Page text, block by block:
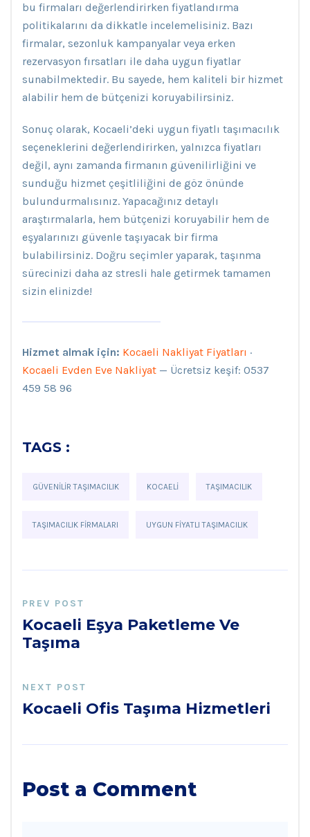
bu firmaları değerlendirirken fiyatlandırma
politikalarını da dikkatle incelemelisiniz. Bazı
firmalar, sezonluk kampanyalar veya erken
rezervasyon fırsatları ile daha uygun fiyatlar
sunabilmektedir. Bu sayede, hem kaliteli bir hizmet
alabilir hem de bütçenizi koruyabilirsiniz.
Sonuç olarak, Kocaeli’deki uygun fiyatlı taşımacılık
seçeneklerini değerlendirirken, yalnızca fiyatları
değil, aynı zamanda firmanın güvenilirliğini ve
sunduğu hizmet çeşitliliğini de göz önünde
bulundurmalısınız. Yapacağınız detaylı
araştırmalarla, hem bütçenizi koruyabilir hem de
eşyalarınızı güvenle taşıyacak bir firma
bulabilirsiniz. Doğru seçimler yaparak, taşınma
sürecinizi daha az stresli hale getirmek tamamen
sizin elinizde!
Hizmet almak için: Kocaeli Nakliyat Fiyatları ·
Kocaeli Evden Eve Nakliyat — Ücretsiz keşif: 0537
459 58 96
TAGS :
GÜVENILIR TAŞIMACILIK KOCAELI TAŞIMACILIK
TAŞIMACILIK FIRMALARI UYGUN FIYATLI TAŞIMACILIK
PREV POST
Kocaeli Eşya Paketleme Ve
Taşıma
NEXT POST
Kocaeli Ofis Taşıma Hizmetleri
Post a Comment